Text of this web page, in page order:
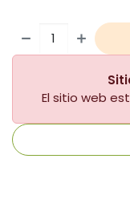
El sitio web